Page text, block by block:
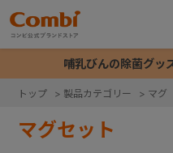
哺乳びんの除菌グッ
トップ > 製品カテゴリー > マグ
マグセット